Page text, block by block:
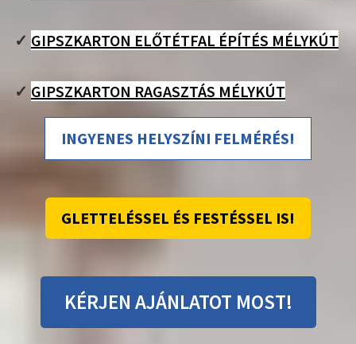
✓ GIPSZKARTON ELŐTÉTFAL ÉPÍTÉS MÉLYKÚT
✓ GIPSZKARTON RAGASZTÁS MÉLYKÚT
INGYENES HELYSZÍNI FELMÉRÉS!
GLETTELÉSSEL ÉS FESTÉSSEL IS!
KÉRJEN AJÁNLATOT MOST!